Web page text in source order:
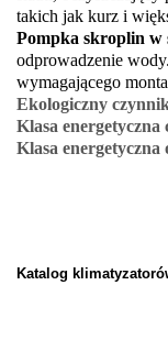
takich jak kurz i
Pompka skroplin w
odprowadzenie
wymagającego
Ekologiczny
Klasa energetyczna
Klasa energetyczna
Katalog